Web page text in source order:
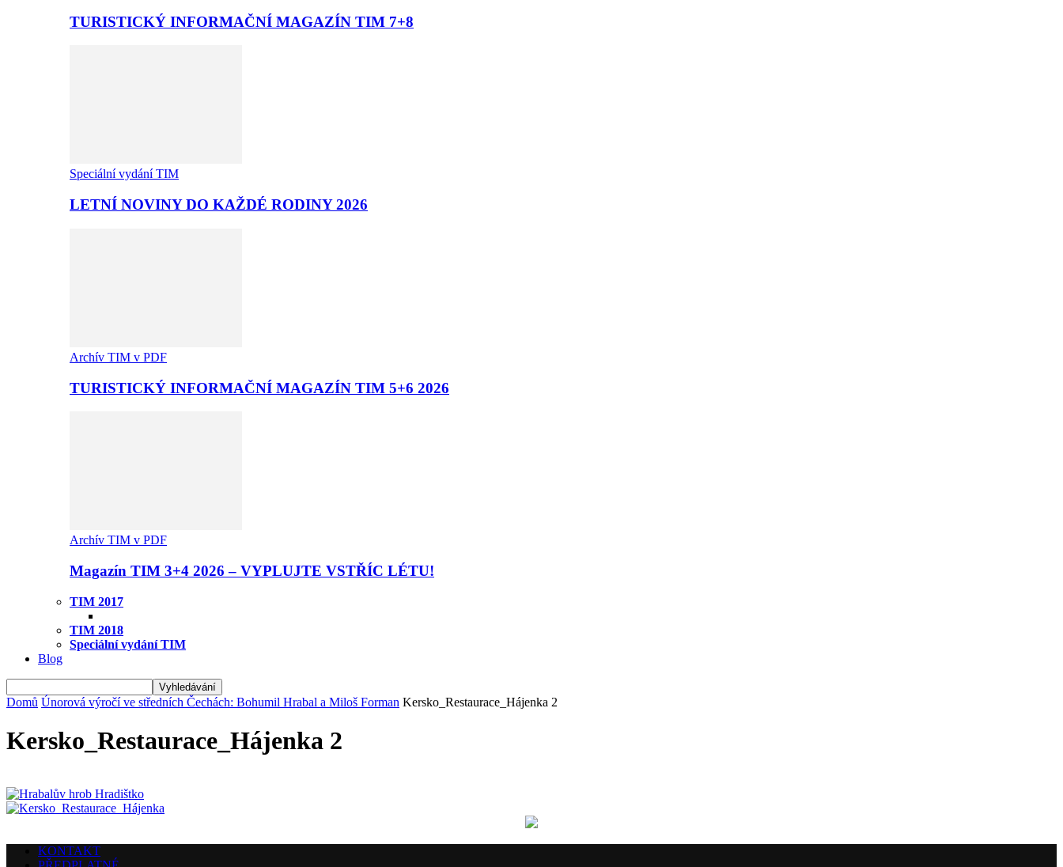
TURISTICKÝ INFORMAČNÍ MAGAZÍN TIM 7+8
Speciální vydání TIM
LETNÍ NOVINY DO KAŽDÉ RODINY 2026
Archív TIM v PDF
TURISTICKÝ INFORMAČNÍ MAGAZÍN TIM 5+6 2026
Archív TIM v PDF
Magazín TIM 3+4 2026 – VYPLUJTE VSTŘÍC LÉTU!
TIM 2017
TIM 2018
Speciální vydání TIM
Blog
Domů Únorová výročí ve středních Čechách: Bohumil Hrabal a Miloš Forman Kersko_Restaurace_Hájenka 2
Kersko_Restaurace_Hájenka 2
KONTAKT